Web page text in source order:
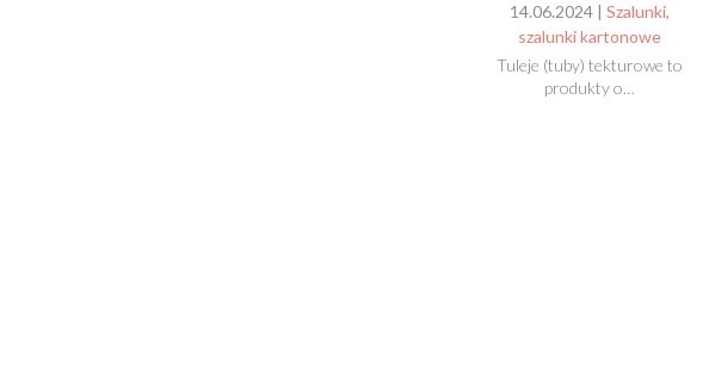
14.06.2024 | Szalunki,
szalunki kartonowe
Tuleje (tuby) tekturowe to
produkty o…